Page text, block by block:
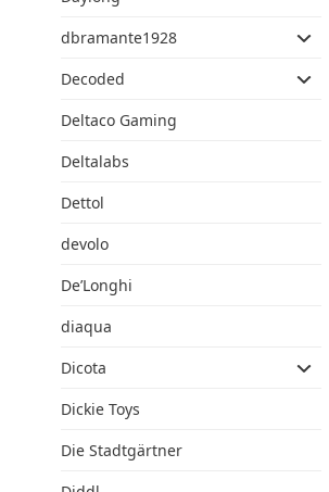
dbramante1928
Decoded
Deltaco Gaming
Deltalabs
Dettol
devolo
De’Longhi
diaqua
Dicota
Dickie Toys
Die Stadtgärtner